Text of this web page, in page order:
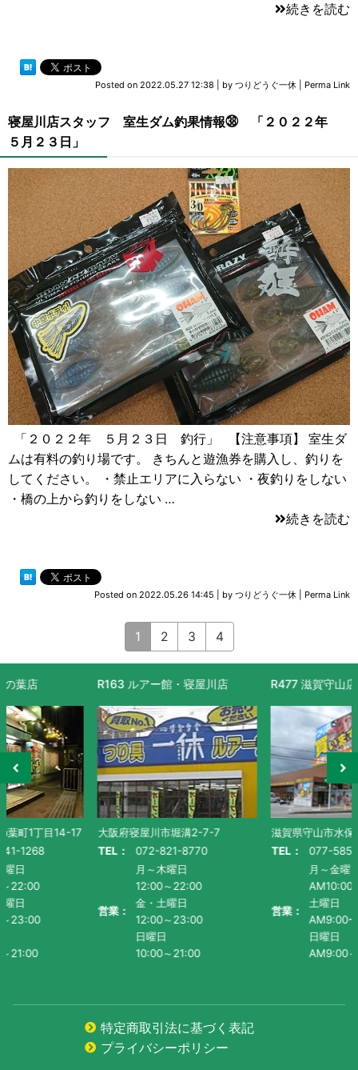
続きを読む
Posted on 2022.05.27 12:38 by つりどうぐ一休 Perma Link
寝屋川店スタッフ 室生ダム釣果情報㊳ 「２０２２年
５月２３日」
「２０２２年 ５月２３日 釣行」 【注意事項】 室生ダ
ムは有料の釣り場です。 きちんと遊漁券を購入し、釣りを
してください。 ・禁止エリアに入らない ・夜釣りをしない
・橋の上から釣りをしない …
続きを読む
Posted on 2022.05.26 14:45 by つりどうぐ一休 Perma Link
1 2 3 4
R163 ルアー館・寝屋川店
大阪府寝屋川市堀溝2-7-7
TEL：
072-821-8770
営業：
12:00～23:00
R477 滋賀守山店
滋賀県守山市水保町1130番地-1
TEL：
077-585-5011
AM10:00～PM9:00
AM9:00~PM9:00
AM9:00～PM8:00
特定商取引法に基づく表記
プライバシーポリシー